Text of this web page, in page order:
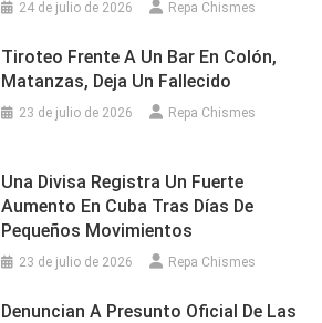
24 de julio de 2026 Repa Chismes
Tiroteo Frente A Un Bar En Colón,
Matanzas, Deja Un Fallecido
23 de julio de 2026 Repa Chismes
Una Divisa Registra Un Fuerte
Aumento En Cuba Tras Días De
Pequeños Movimientos
23 de julio de 2026 Repa Chismes
Denuncian A Presunto Oficial De Las